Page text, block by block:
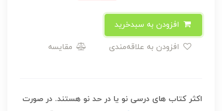
مقایسه
اکثر کتاب های درسی نو یا در حد نو هستند. در صورت